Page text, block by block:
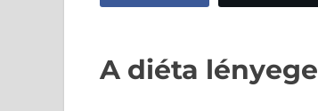
A diéta lényege